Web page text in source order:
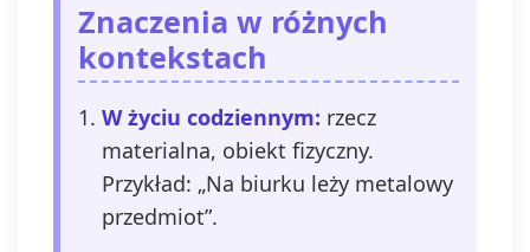
Znaczenia w różnych
kontekstach
W życiu codziennym: rzecz
materialna, obiekt fizyczny.
Przykład: „Na biurku leży metalowy
przedmiot”.